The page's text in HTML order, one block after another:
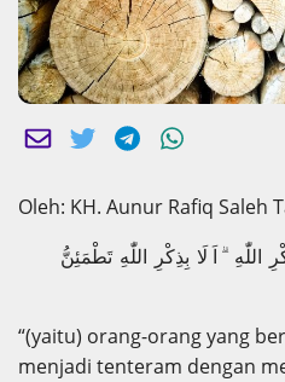
Oleh: KH. Aunur Rafiq Saleh
اللّٰهِ ۗ اَ لَا بِذِكْرِ اللّٰهِ تَطْمَئِنُّ
“(yaitu) orang-orang yang
menjadi tenteram dengan